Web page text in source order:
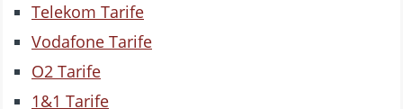
Telekom Tarife
Vodafone Tarife
O2 Tarife
1&1 Tarife